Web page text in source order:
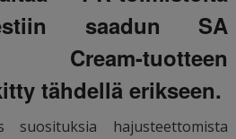
saadun SA
tuotteen
tähdellä erikseen.
hajusteettomista